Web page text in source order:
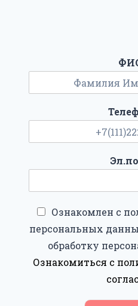
Ознакомлен с
персональных
обработку
Ознакомиться с